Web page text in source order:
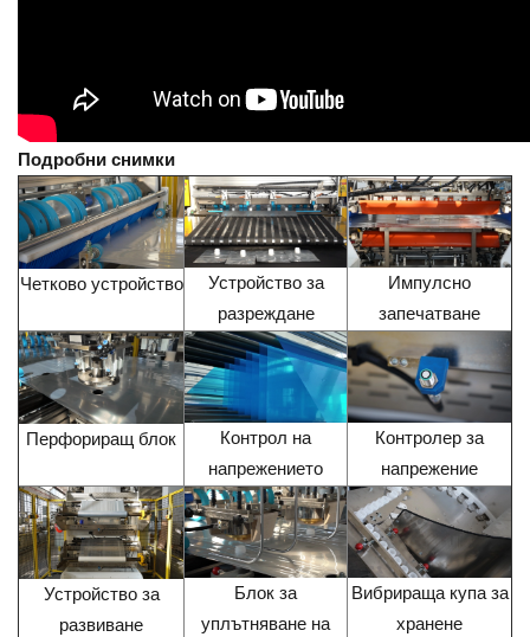
Подробни снимки
Четково устройство
Устройство за
разреждане
Импулсно
запечатване
Перфориращ блок
Контрол на
напрежението
Контролер за
напрежение
Устройство за
развиване
Блок за
уплътняване на
Вибрираща купа за
хранене